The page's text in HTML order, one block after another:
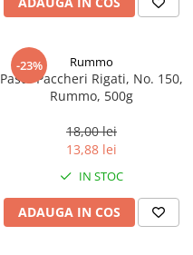
-23% Rummo
Paste Paccheri Rigati, No. 150,
Rummo, 500g
18,00 lei
13,88 lei
IN STOC
ADAUGA IN COS